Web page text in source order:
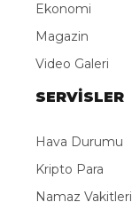
Ekonomi
Magazin
Video Galeri
SERVİSLER
Hava Durumu
Kripto Para
Namaz Vakitleri